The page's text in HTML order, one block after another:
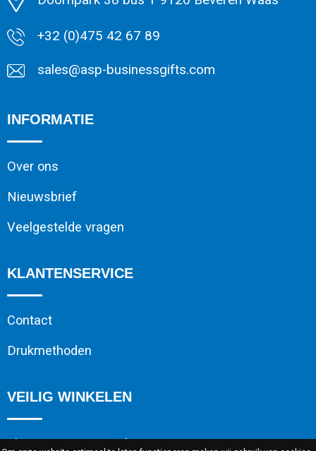
+32 (0)475 42 67 89
sales@asp-businessgifts.com
INFORMATIE
Over ons
Nieuwsbrief
Veelgestelde vragen
KLANTENSERVICE
Contact
Drukmethoden
VEILIG WINKELEN
Algemene voorwaarden